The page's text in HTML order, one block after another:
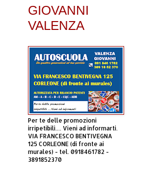
GIOVANNI
VALENZA
Per te delle promozioni
irripetibili.... Vieni ad informarti.
VIA FRANCESCO BENTIVEGNA
125 CORLEONE (di fronte ai
murales) - tel. 0918461782 -
3891852370